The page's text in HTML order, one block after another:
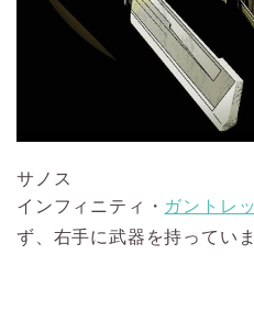
サノス
インフィニティ・ ガントレ
ず、右手に武器を持っていま